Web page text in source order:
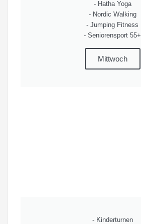
- Hatha Yoga
- Nordic Walking
- Jumping Fitness
- Seniorensport 55+
Mittwoch
- Kinderturnen